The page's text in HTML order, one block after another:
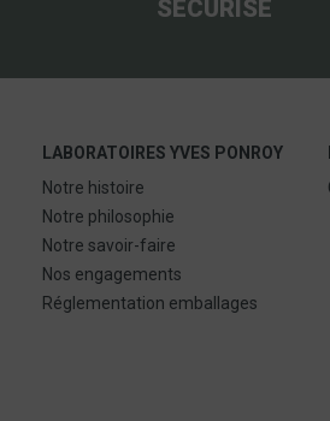
SÉCURISÉ
LABORATOIRES YVES PONROY
Notre histoire
Notre philosophie
Notre savoir-faire
Nos engagements
Réglementation emballages